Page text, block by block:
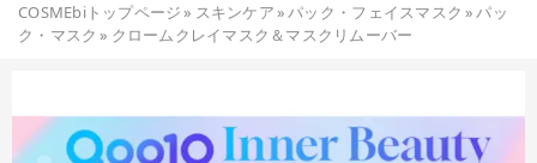
COSMEbiトップページ» スキンケア»パック・フェイスマスク »パッ
ク・マスク » クロームクレイマスク＆マスクリムーバー